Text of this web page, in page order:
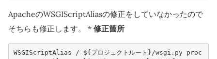
ApacheのWSGIScriptAliasの修正をしていなかったので
そちらも修正します。 * 修正箇所
WSGIScriptAlias / ${プロジェクトルート}/wsgi.py proc